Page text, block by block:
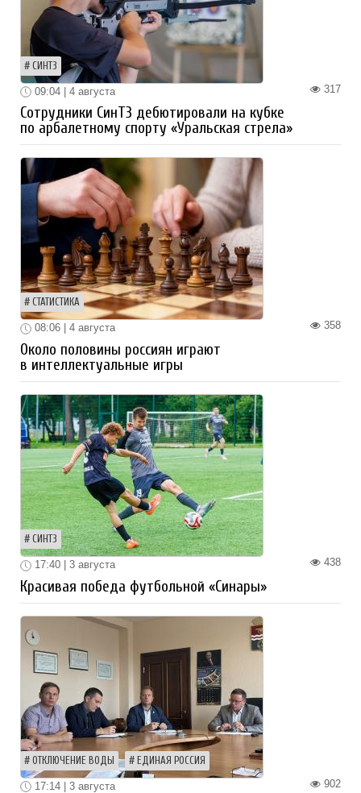
СИНТЗ
317
09:04 | 4 августа
Сотрудники СинТЗ дебютировали на кубке
по арбалетному спорту «Уральская стрела»
СТАТИСТИКА
358
08:06 | 4 августа
Около половины россиян играют
в интеллектуальные игры
СИНТЗ
438
17:40 | 3 августа
Красивая победа футбольной «Синары»
ОТКЛЮЧЕНИЕ ВОДЫ ЕДИНАЯ РОССИЯ
902
17:14 | 3 августа